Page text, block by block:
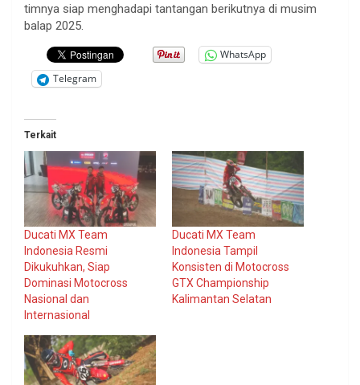
timnya siap menghadapi tantangan berikutnya di musim
balap 2025.
WhatsApp
Telegram
Terkait
Ducati MX Team
Indonesia Resmi
Dikukuhkan, Siap
Dominasi Motocross
Nasional dan
Internasional
Ducati MX Team
Indonesia Tampil
Konsisten di Motocross
GTX Championship
Kalimantan Selatan